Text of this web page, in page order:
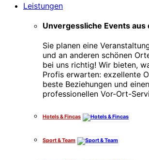
Leistungen
Unvergessliche Events aus
Sie planen eine
und an anderen schönen
bei uns richtig! Wir bieten,
Profis erwarten: exzellente
beste Beziehungen und
professionellen Vor-Ort-
Hotels & Fincas
Sport & Team